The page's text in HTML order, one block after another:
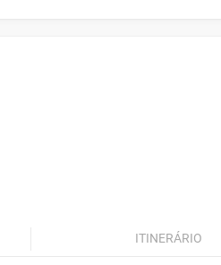
ITINERÁRIO